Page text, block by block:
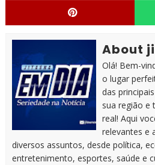
About
Olá! Bem-
o lugar
das
sua região e
real! Aqui
relevantes e
diversos assuntos, desde política,
entretenimento, esportes, saúde e